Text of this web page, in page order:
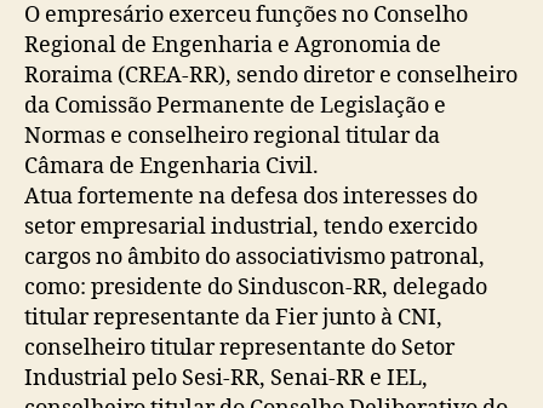
O empresário exerceu funções no Conselho
Regional de Engenharia e Agronomia de
Roraima (CREA-RR), sendo diretor e conselheiro
da Comissão Permanente de Legislação e
Normas e conselheiro regional titular da
Câmara de Engenharia Civil.
Atua fortemente na defesa dos interesses do
setor empresarial industrial, tendo exercido
cargos no âmbito do associativismo patronal,
como: presidente do Sinduscon-RR, delegado
titular representante da Fier junto à CNI,
conselheiro titular representante do Setor
Industrial pelo Sesi-RR, Senai-RR e IEL,